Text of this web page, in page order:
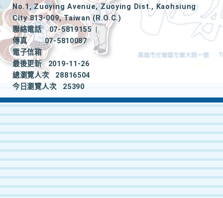
No.1, Zuoying Avenue, Zuoying Dist., Kaohsiung
City 813-009, Taiwan (R.O.C.)
聯絡電話
07-5819155
|
傳真
07-5810087
電子信箱
最後更新
2019-11-26
總瀏覽人次
28816504
今日瀏覽人次
25390